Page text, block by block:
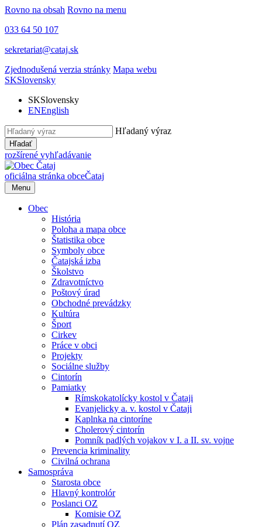
Rovno na obsah Rovno na menu
033 64 50 107
sekretariat@cataj.sk
Zjednodušená verzia stránky Mapa webu
SKSlovensky
SKSlovensky
ENEnglish
Hľadaný výraz
Hľadať
rozšírené vyhľadávanie
oficiálna stránka obceČataj
Menu
Obec
História
Poloha a mapa obce
Štatistika obce
Symboly obce
Čatajská izba
Školstvo
Zdravotníctvo
Poštový úrad
Obchodné prevádzky
Kultúra
Šport
Cirkev
Práce v obci
Projekty
Sociálne služby
Cintorín
Pamiatky
Rímskokatolícky kostol v Čataji
Evanjelicky a. v. kostol v Čataji
Kaplnka na cintoríne
Cholerový cintorín
Pomník padlých vojakov v I. a II. sv. vojne
Prevencia kriminality
Civilná ochrana
Samospráva
Starosta obce
Hlavný kontrolór
Poslanci OZ
Komisie OZ
Plán zasadnutí OZ